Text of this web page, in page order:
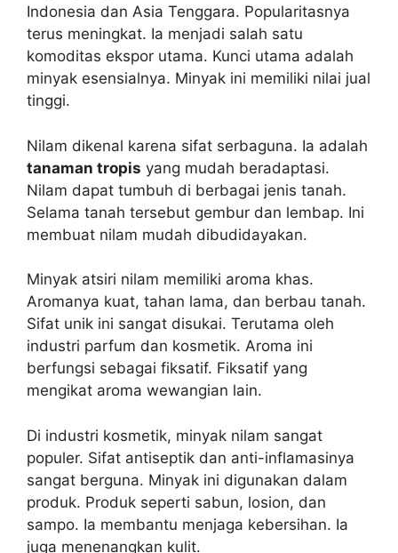
Indonesia dan Asia Tenggara. Popularitasnya
terus meningkat. Ia menjadi salah satu
komoditas ekspor utama. Kunci utama adalah
minyak esensialnya. Minyak ini memiliki nilai jual
tinggi.
Nilam dikenal karena sifat serbaguna. Ia adalah
tanaman tropis yang mudah beradaptasi.
Nilam dapat tumbuh di berbagai jenis tanah.
Selama tanah tersebut gembur dan lembap. Ini
membuat nilam mudah dibudidayakan.
Minyak atsiri nilam memiliki aroma khas.
Aromanya kuat, tahan lama, dan berbau tanah.
Sifat unik ini sangat disukai. Terutama oleh
industri parfum dan kosmetik. Aroma ini
berfungsi sebagai fiksatif. Fiksatif yang
mengikat aroma wewangian lain.
Di industri kosmetik, minyak nilam sangat
populer. Sifat antiseptik dan anti-inflamasinya
sangat berguna. Minyak ini digunakan dalam
produk. Produk seperti sabun, losion, dan
sampo. Ia membantu menjaga kebersihan. Ia
juga menenangkan kulit.